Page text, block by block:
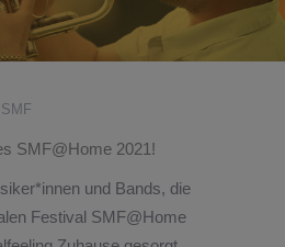
SMF
SMF@Home 2021!
und Bands, die
Festival SMF@Home